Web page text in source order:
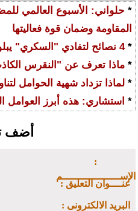
* حلواني: الأسبوع العالمي
المقاومة وضمان قوة فعاليتها
*4 نصائح لتفادي "السكري" يبلورها " خوجة"
* ماذا تعرف عن "النقرس
* لماذا تزداد شهية الحوامل
* استشاري: هذه أبرز
أضف
:
الإســـــــــــــــــــم
: عنــــوان التعليق
: البريد الالكترونى